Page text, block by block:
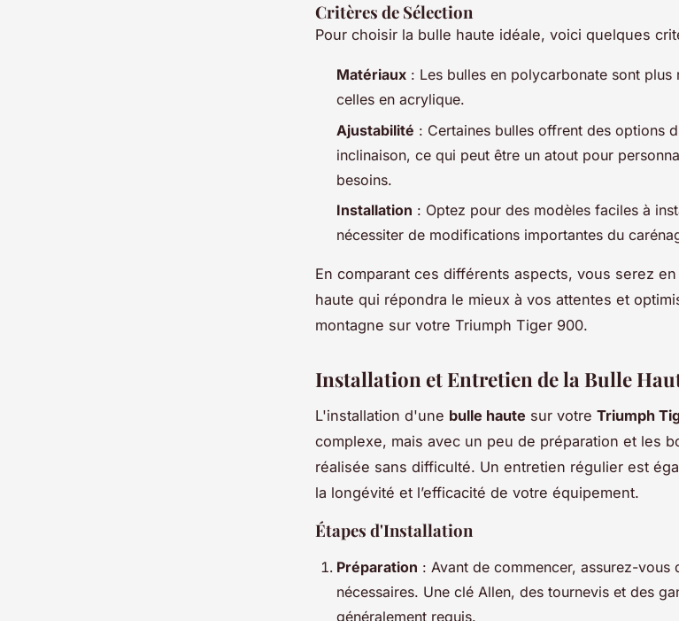
Critères de Sélection
Pour choisir la bulle haute idéale, voici quelques
Matériaux : Les bulles en polycarbonate sont plus
celles en acrylique.
Ajustabilité : Certaines bulles offrent des options
inclinaison, ce qui peut être un atout pour
besoins.
Installation : Optez pour des modèles faciles à
nécessiter de modifications importantes du
En comparant ces différents aspects, vous serez
haute qui répondra le mieux à vos attentes et
montagne sur votre Triumph Tiger 900.
Installation et Entretien de la Bulle
L'installation d'une bulle haute sur votre Triumph
complexe, mais avec un peu de préparation et les
réalisée sans difficulté. Un entretien régulier est
la longévité et l’efficacité de votre équipement.
Étapes d'Installation
Préparation : Avant de commencer, assurez-
nécessaires. Une clé Allen, des tournevis et des
généralement requis.